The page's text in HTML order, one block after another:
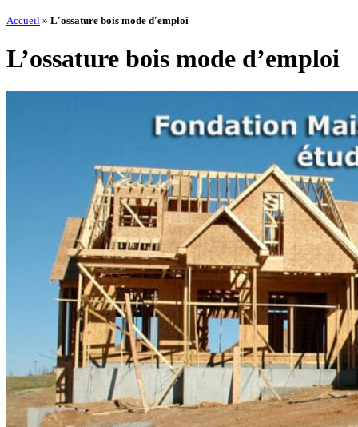
Accueil » L'ossature bois mode d'emploi
L’ossature bois mode d’emploi